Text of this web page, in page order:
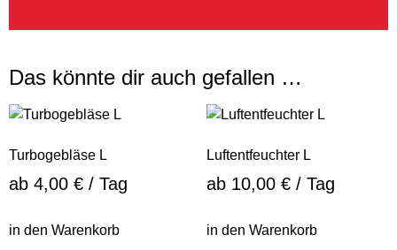
Das könnte dir auch gefallen …
Turbogebläse L
ab 4,00 € / Tag
in den Warenkorb
Luftentfeuchter L
ab 10,00 € / Tag
in den Warenkorb